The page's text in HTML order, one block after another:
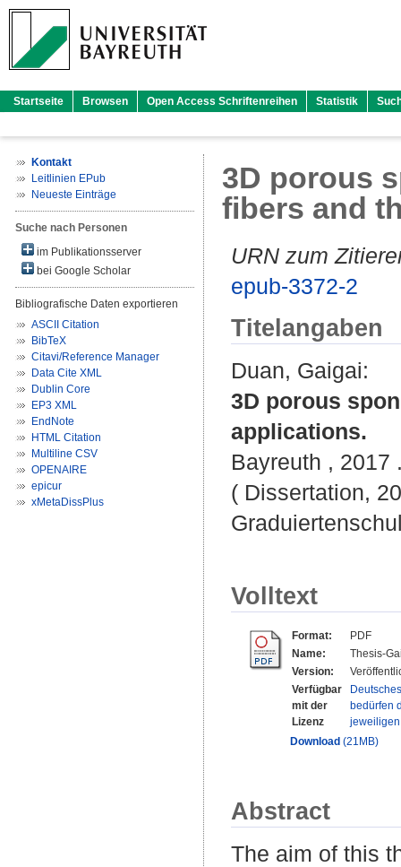
Startseite Browsen Open Access Schriftenreihen Statistik
Kontakt
Leitlinien EPub
Neueste Einträge
Suche nach Personen
im Publikationsserver
bei Google Scholar
Bibliografische Daten exportieren
ASCII Citation
BibTeX
Citavi/Reference Manager
Data Cite XML
Dublin Core
EP3 XML
EndNote
HTML Citation
Multiline CSV
OPENAIRE
epicur
xMetaDissPlus
3D porous
fibers and
URN zum
epub-3372-2
Titelangaben
Duan, Gaigai:
3D porous
applications.
Bayreuth , 2017
( Dissertation,
Volltext
Format:
PDF
Name:
Thesis-
Version:
Verfügbar
mit der
Lizenz
bedürfen
Download (21MB)
Abstract
The aim of this